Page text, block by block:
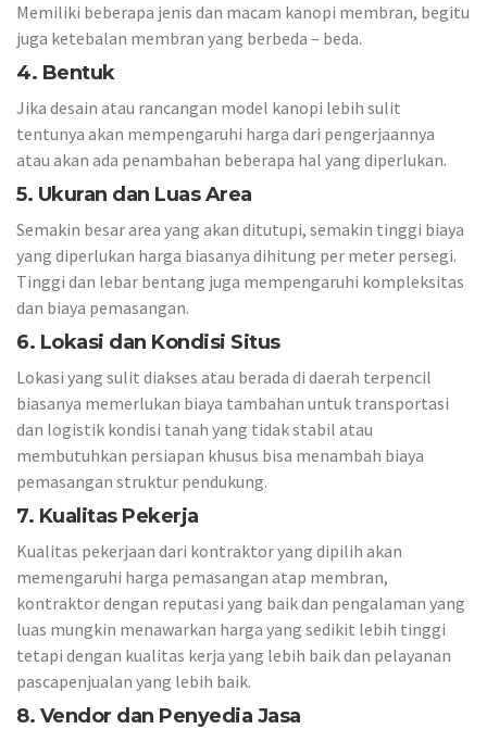
Memiliki beberapa jenis dan macam kanopi membran, begitu
juga ketebalan membran yang berbeda – beda.
4. Bentuk
Jika desain atau rancangan model kanopi lebih sulit
tentunya akan mempengaruhi harga dari pengerjaannya
atau akan ada penambahan beberapa hal yang diperlukan.
5. Ukuran dan Luas Area
Semakin besar area yang akan ditutupi, semakin tinggi biaya
yang diperlukan harga biasanya dihitung per meter persegi.
Tinggi dan lebar bentang juga mempengaruhi kompleksitas
dan biaya pemasangan.
6. Lokasi dan Kondisi Situs
Lokasi yang sulit diakses atau berada di daerah terpencil
biasanya memerlukan biaya tambahan untuk transportasi
dan logistik kondisi tanah yang tidak stabil atau
membutuhkan persiapan khusus bisa menambah biaya
pemasangan struktur pendukung.
7. Kualitas Pekerja
Kualitas pekerjaan dari kontraktor yang dipilih akan
memengaruhi harga pemasangan atap membran,
kontraktor dengan reputasi yang baik dan pengalaman yang
luas mungkin menawarkan harga yang sedikit lebih tinggi
tetapi dengan kualitas kerja yang lebih baik dan pelayanan
pascapenjualan yang lebih baik.
8. Vendor dan Penyedia Jasa